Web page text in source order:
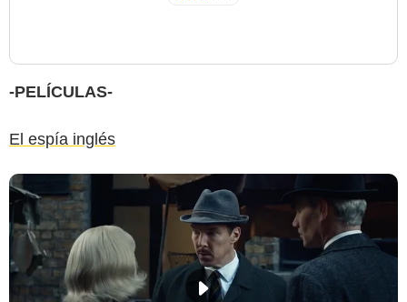
-PELÍCULAS-
El espía inglés